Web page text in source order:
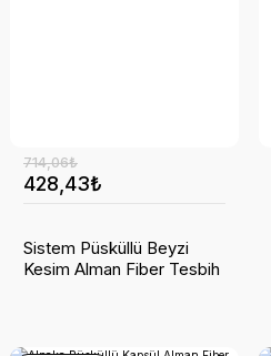
428,43₺
714,06₺
Sistem Püsküllü Beyzi
Kesim Alman Fiber Tesbih